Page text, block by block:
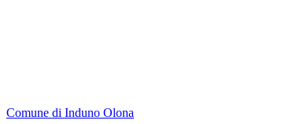
Comune di Induno Olona